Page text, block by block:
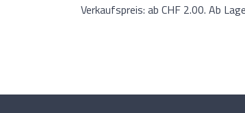
Verkaufspreis: ab CHF 2.00. Ab